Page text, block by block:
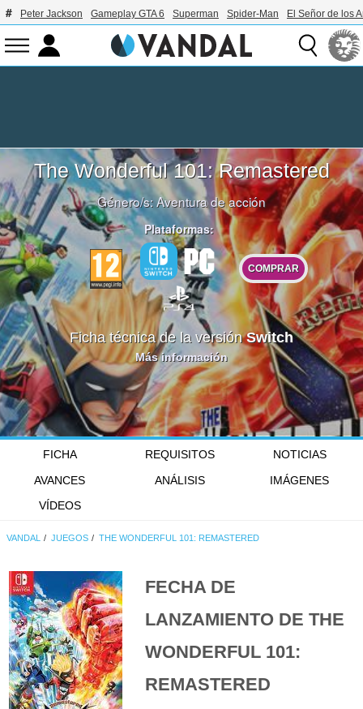
Peter Jackson Gameplay GTA 6 Superman Spider-Man El Señor de los
The Wonderful 101: Remastered
Género/s:Aventura de acción
Plataformas:
COMPRAR
Ficha técnica de la versiónSwitch
Más información
FICHA REQUISITOS
NOTICIAS
AVANCES
ANÁLISIS
IMÁGENES
VÍDEOS
VANDAL JUEGOS THE WONDERFUL 101: REMASTERED
FECHA DE
LANZAMIENTO DETHE
WONDERFUL 101:
REMASTERED